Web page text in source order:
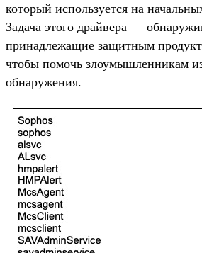
который используется на
Задача этого драйвера —
принадлежащие защитным
чтобы помочь злоумышленникам
обнаружения.